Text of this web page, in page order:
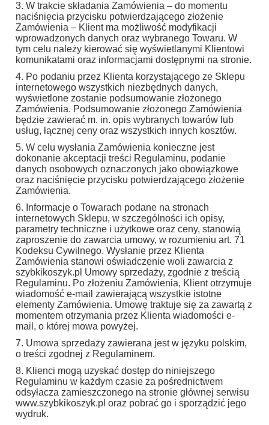
3. W trakcie składania Zamówienia – do momentu
naciśnięcia przycisku potwierdzającego złożenie
Zamówienia – Klient ma możliwość modyfikacji
wprowadzonych danych oraz wybranego Towaru. W
tym celu należy kierować się wyświetlanymi Klientowi
komunikatami oraz informacjami dostępnymi na stronie.
4. Po podaniu przez Klienta korzystającego ze Sklepu
internetowego wszystkich niezbędnych danych,
wyświetlone zostanie podsumowanie złożonego
Zamówienia. Podsumowanie złożonego Zamówienia
będzie zawierać m. in. opis wybranych towarów lub
usług, łącznej ceny oraz wszystkich innych kosztów.
5. W celu wysłania Zamówienia konieczne jest
dokonanie akceptacji treści Regulaminu, podanie
danych osobowych oznaczonych jako obowiązkowe
oraz naciśnięcie przycisku potwierdzającego złożenie
Zamówienia.
6. Informacje o Towarach podane na stronach
internetowych Sklepu, w szczególności ich opisy,
parametry techniczne i użytkowe oraz ceny, stanowią
zaproszenie do zawarcia umowy, w rozumieniu art. 71
Kodeksu Cywilnego. Wysłanie przez Klienta
Zamówienia stanowi oświadczenie woli zawarcia z
szybkikoszyk.pl Umowy sprzedaży, zgodnie z treścią
Regulaminu. Po złożeniu Zamówienia, Klient otrzymuje
wiadomość e-mail zawierającą wszystkie istotne
elementy Zamówienia. Umowę traktuje się za zawartą z
momentem otrzymania przez Klienta wiadomości e-
mail, o której mowa powyżej.
7. Umowa sprzedaży zawierana jest w języku polskim,
o treści zgodnej z Regulaminem.
8. Klienci mogą uzyskać dostęp do niniejszego
Regulaminu w każdym czasie za pośrednictwem
odsyłacza zamieszczonego na stronie głównej serwisu
www.szybkikoszyk.pl oraz pobrać go i sporządzić jego
wydruk.